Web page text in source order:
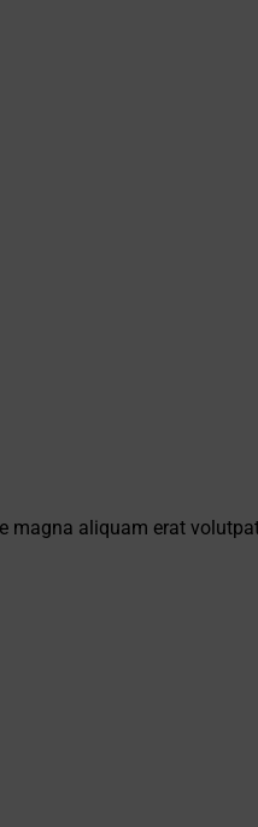
magna aliquam erat